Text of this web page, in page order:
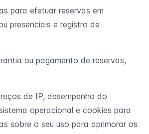
para efetuar reservas em
presenciais e registro de
ou pagamento de reservas,
de IP, desempenho do
operacional e cookies para
sobre o seu uso para aprimorar os